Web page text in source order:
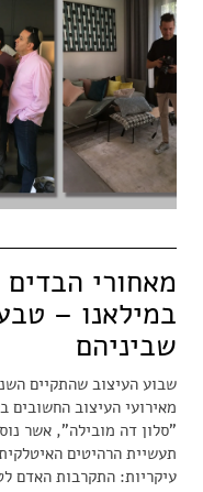
מאחורי
במילאנו –
שביניהם
שבוע העיצוב שהתקיים
מאירועי העיצוב החשובים
תעשיית הרהיטים
עיקריות: התקרבות האדם